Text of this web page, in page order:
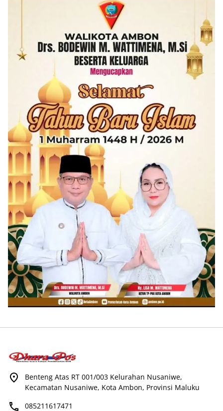
Benteng Atas RT 001/003 Kelurahan Nusaniwe,
Kecamatan Nusaniwe, Kota Ambon, Provinsi Maluku
085211617471